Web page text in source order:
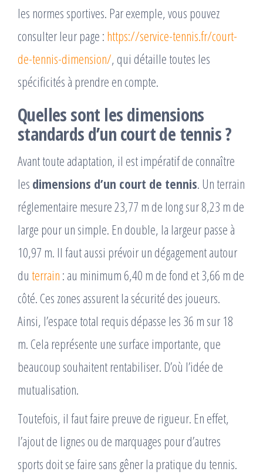
les normes sportives. Par exemple, vous pouvez
consulter leur page : https://service-tennis.fr/court-
de-tennis-dimension/, qui détaille toutes les
spécificités à prendre en compte.
Quelles sont les dimensions
standards d’un court de tennis ?
Avant toute adaptation, il est impératif de connaître
les dimensions d’un court de tennis. Un terrain
réglementaire mesure 23,77 m de long sur 8,23 m de
large pour un simple. En double, la largeur passe à
10,97 m. Il faut aussi prévoir un dégagement autour
du terrain : au minimum 6,40 m de fond et 3,66 m de
côté. Ces zones assurent la sécurité des joueurs.
Ainsi, l’espace total requis dépasse les 36 m sur 18
m. Cela représente une surface importante, que
beaucoup souhaitent rentabiliser. D’où l’idée de
mutualisation.
Toutefois, il faut faire preuve de rigueur. En effet,
l’ajout de lignes ou de marquages pour d’autres
sports doit se faire sans gêner la pratique du tennis.